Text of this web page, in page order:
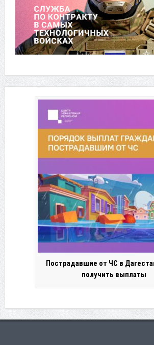
Пострадавшие от ЧС в
получить выплаты